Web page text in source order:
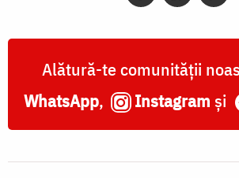
Alătură-te comunității
WhatsApp, Instagram și